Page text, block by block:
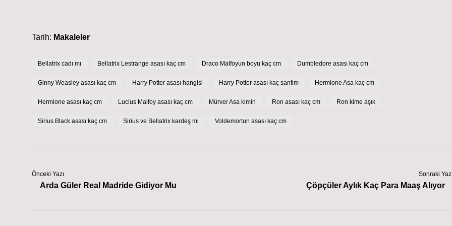
Tarih: Makaleler
Bellatrix cadı mı Bellatrix Lestrange asası kaç cm Draco Malfoyun boyu kaç cm Dumbledore asası kaç cm
Ginny Weasley asası kaç cm Harry Potter asası hangisi Harry Potter asası kaç santim Hermione Asa kaç cm
Hermione asası kaç cm Lucius Malfoy asası kaç cm Mürver Asa kimin Ron asası kaç cm Ron kime aşık
Sirius Black asası kaç cm Sirius ve Bellatrix kardeş mi Voldemortun asası kaç cm
Önceki Yazı
Arda Güler Real Madride Gidiyor Mu
Sonraki
Çöpçüler Aylık Kaç Para Maaş Alıyor